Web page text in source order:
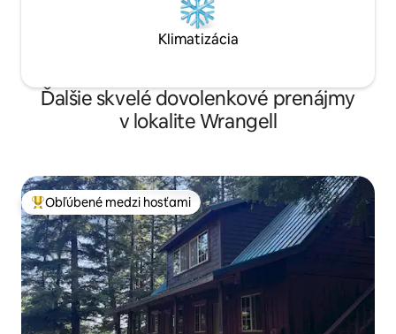
Klimatizácia
Ďalšie skvelé dovolenkové prenájmy
v lokalite Wrangell
Najobľúbenejšie medzi hosťami
Obľúbené medzi hosťami